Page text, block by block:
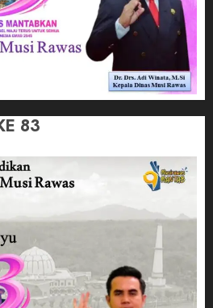
83